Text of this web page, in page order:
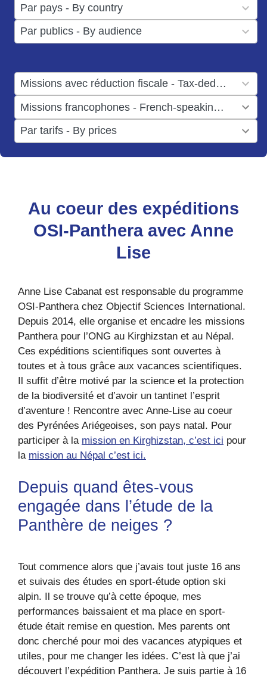
available
Par pays - By country
50
results
available
Par publics - By audience
results
Missions avec réduction fiscale - Tax-deductible missions
result
available
Missions francophones - French-speaking missions
result
available
Par tarifs - By prices
results
available
Au coeur des expéditions
OSI-Panthera avec Anne
Lise
Anne Lise Cabanat est responsable du programme
OSI-Panthera chez Objectif Sciences International.
Depuis 2014, elle organise et encadre les missions
Panthera pour l’ONG au Kirghizstan et au Népal.
Ces expéditions scientifiques sont ouvertes à
toutes et à tous grâce aux vacances scientifiques.
Il suffit d’être motivé par la science et la protection
de la biodiversité et d’avoir un tantinet l’esprit
d’aventure ! Rencontre avec Anne-Lise au coeur
des Pyrénées Ariégeoises, son pays natal. Pour
participer à la mission en Kirghizstan, c’est ici pour
la mission au Népal c’est ici.
Depuis quand êtes-vous
engagée dans l’étude de la
Panthère de neiges ?
Tout commence alors que j’avais tout juste 16 ans
et suivais des études en sport-étude option ski
alpin. Il se trouve qu’à cette époque, mes
performances baissaient et ma place en sport-
étude était remise en question. Mes parents ont
donc cherché pour moi des vacances atypiques et
utiles, pour me changer les idées. C’est là que j’ai
découvert l’expédition Panthera. Je suis partie à 16